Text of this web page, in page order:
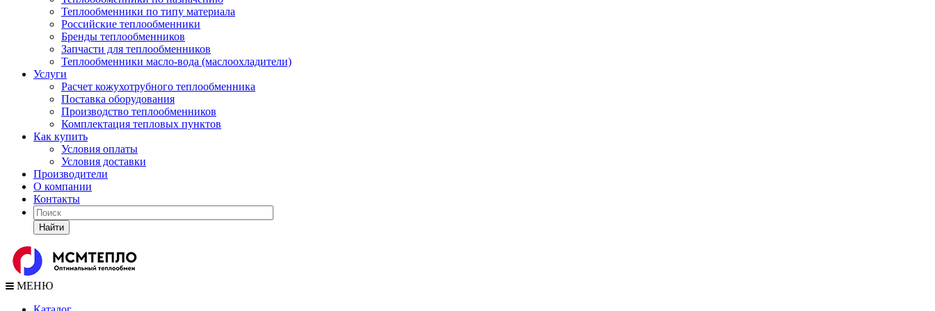
Теплообменники по типу материала
Российские теплообменники
Бренды теплообменников
Запчасти для теплообменников
Теплообменники масло-вода (маслоохладители)
Услуги
Расчет кожухотрубного теплообменника
Поставка оборудования
Производство теплообменников
Комплектация тепловых пунктов
Как купить
Условия оплаты
Условия доставки
Производители
О компании
Контакты
Найти
МЕНЮ